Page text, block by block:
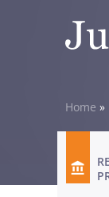
Home »